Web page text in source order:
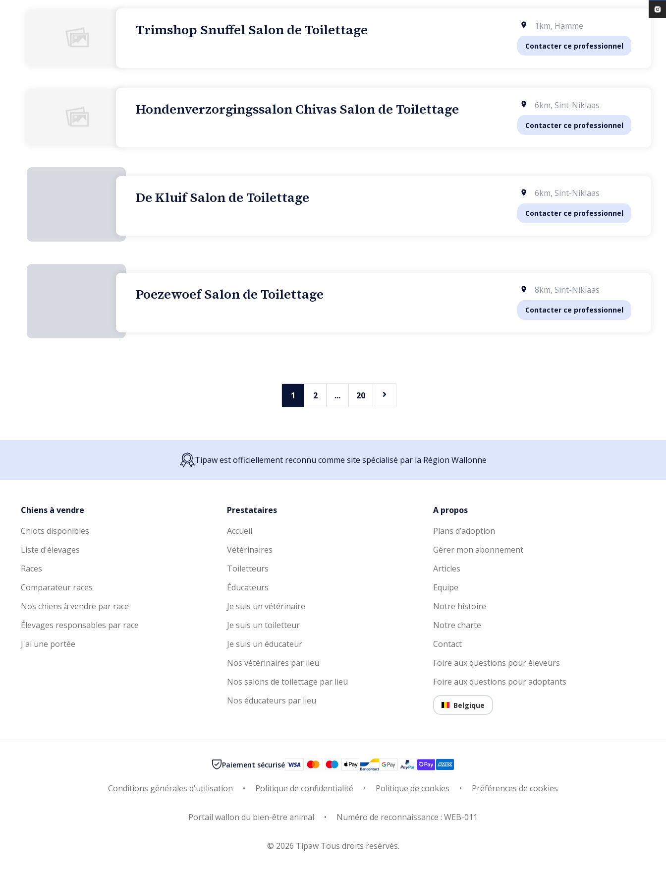
Trimshop Snuffel Salon de Toilettage 1km, Hamme
Contacter ce professionnel
Hondenverzorgingssalon Chivas Salon de Toilettage 6km, Sint-Niklaas
Contacter ce professionnel
De Kluif Salon de Toilettage 6km, Sint-Niklaas
Contacter ce professionnel
Poezewoef Salon de Toilettage 8km, Sint-Niklaas
Contacter ce professionnel
1 2 ... 20
Tipaw est officiellement reconnu comme site spécialisé par la Région Wallonne
Chiens à vendre
Chiots disponibles
Liste d'élevages
Races
Comparateur races
Nos chiens à vendre par race
Élevages responsables par race
J'ai une portée
Prestataires
Accueil
Vétérinaires
Toiletteurs
Éducateurs
Je suis un vétérinaire
Je suis un toiletteur
Je suis un éducateur
Nos vétérinaires par lieu
Nos salons de toilettage par lieu
Nos éducateurs par lieu
A propos
Plans d’adoption
Gérer mon abonnement
Articles
Equipe
Notre histoire
Notre charte
Contact
Foire aux questions pour éleveurs
Foire aux questions pour adoptants
Belgique
Paiement sécurisé
Conditions générales d'utilisation Politique de confidentialité Politique de cookies Préférences de cookies
Portail wallon du bien-être animal Numéro de reconnaissance : WEB-011
© 2026 Tipaw Tous droits resérvés.